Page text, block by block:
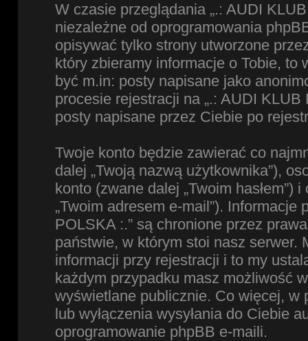
W czasie przeglądania „.: AUDI
niezależne od oprogramowania
opisywać tylko strony utworzone
który zbieramy informacje o Tobie, to
być m.in: posty napisane jako
procesie rejestracji na „.: AUDI KLUB
posty napisane przez Ciebie po
Twoje konto będzie zawierać co
dalej „Twoją nazwą użytkownika”),
konto (zwane dalej „Twoim
„Twoim adresem e-mail”).
POLSKA :.” są chronione przez
państwie, w którym stoi nasz serwer.
informacji przy rejestracji i to my
każdym przypadku masz możliwość
wyświetlane publicznie. Co więcej, w
lub wyłączenia wysyłania do Ciebie
oprogramowanie phpBB e-maili.